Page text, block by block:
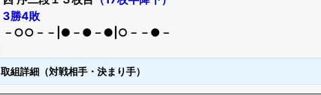
3勝4敗
－○○－－|●－●－●|○－－●－
取組詳細（対戦相手・決まり手）